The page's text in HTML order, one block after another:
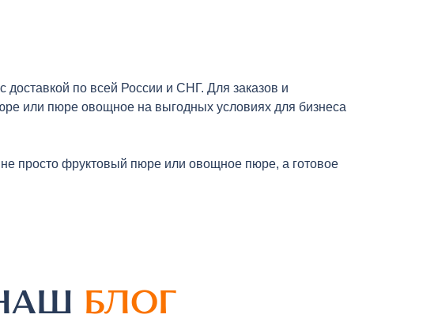
по всей России и СНГ. Для заказов и
или пюре овощное на выгодных условиях для бизнеса
просто фруктовый пюре или овощное пюре, а готовое
БЛОГ